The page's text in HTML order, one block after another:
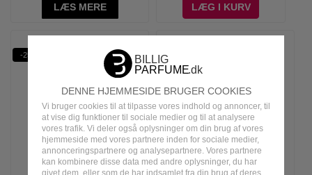
DENNE HJEMMESIDE BRUGER COOKIES
Vi bruger cookies til at tilpasse vores indhold og annoncer, til
at vise dig funktioner til sociale medier og til at analysere
vores trafik. Vi deler også oplysninger om din brug af vores
hjemmeside med vores partnere inden for sociale medier,
annonceringspartnere og analysepartnere. Vores partnere
kan kombinere disse data med andre oplysninger, du har
givet dem, eller som de har indsamlet fra din brug af deres
LÆS MERE
LÆG I KURV
-25% SPF 50 -34%